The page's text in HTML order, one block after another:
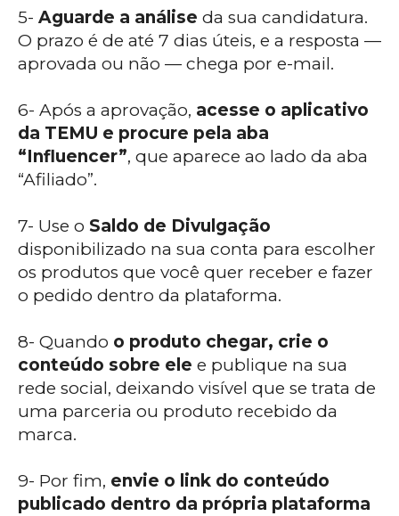
5- Aguarde a análise da sua candidatura.
O prazo é de até 7 dias úteis, e a resposta —
aprovada ou não — chega por e-mail.
6- Após a aprovação, acesse o aplicativo
da TEMU e procure pela aba
“Influencer”, que aparece ao lado da aba
“Afiliado”.
7- Use o Saldo de Divulgação
disponibilizado na sua conta para escolher
os produtos que você quer receber e fazer
o pedido dentro da plataforma.
8- Quando o produto chegar, crie o
conteúdo sobre ele e publique na sua
rede social, deixando visível que se trata de
uma parceria ou produto recebido da
marca.
9- Por fim, envie o link do conteúdo
publicado dentro da própria plataforma